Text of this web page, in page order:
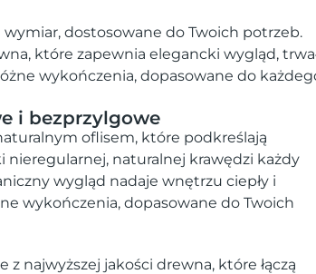
dostosowane do Twoich potrzeb.
które zapewnia elegancki wygląd,
wykończenia, dopasowane do
i bezprzylgowe
oflisem, które podkreślają
naturalnej krawędzi każdy
wygląd nadaje wnętrzu ciepły i
wykończenia, dopasowane do Twoich
najwyższej jakości drewna, które łączą